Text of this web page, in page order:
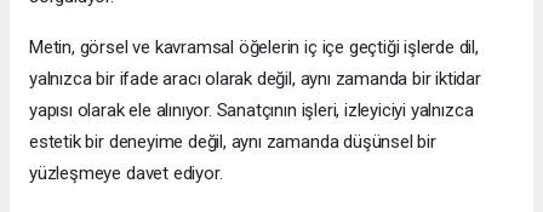
Metin, görsel ve kavramsal öğelerin iç içe geçtiği işlerde dil,
yalnızca bir ifade aracı olarak değil, aynı zamanda bir iktidar
yapısı olarak ele alınıyor. Sanatçının işleri, izleyiciyi yalnızca
estetik bir deneyime değil, aynı zamanda düşünsel bir
yüzleşmeye davet ediyor.